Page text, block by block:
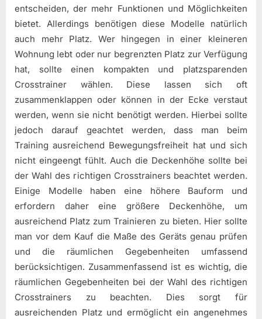
entscheiden, der mehr Funktionen und Möglichkeiten
bietet. Allerdings benötigen diese Modelle natürlich
auch mehr Platz. Wer hingegen in einer kleineren
Wohnung lebt oder nur begrenzten Platz zur Verfügung
hat, sollte einen kompakten und platzsparenden
Crosstrainer wählen. Diese lassen sich oft
zusammenklappen oder können in der Ecke verstaut
werden, wenn sie nicht benötigt werden. Hierbei sollte
jedoch darauf geachtet werden, dass man beim
Training ausreichend Bewegungsfreiheit hat und sich
nicht eingeengt fühlt. Auch die Deckenhöhe sollte bei
der Wahl des richtigen Crosstrainers beachtet werden.
Einige Modelle haben eine höhere Bauform und
erfordern daher eine größere Deckenhöhe, um
ausreichend Platz zum Trainieren zu bieten. Hier sollte
man vor dem Kauf die Maße des Geräts genau prüfen
und die räumlichen Gegebenheiten umfassend
berücksichtigen. Zusammenfassend ist es wichtig, die
räumlichen Gegebenheiten bei der Wahl des richtigen
Crosstrainers zu beachten. Dies sorgt für
ausreichenden Platz und ermöglicht ein angenehmes